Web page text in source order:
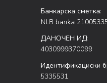
Банкарска сметка:
NLB banka
ДАНОЧЕН ИД:
4030999370099
Идентификациски
5335531